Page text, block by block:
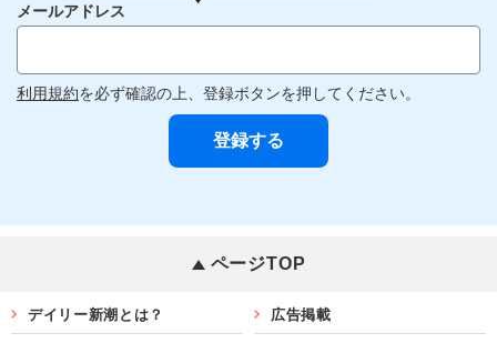
メールアドレス
利用規約を必ず確認の上、登録ボタンを押してください。
ページTOP
デイリー新潮とは？ 広告掲載